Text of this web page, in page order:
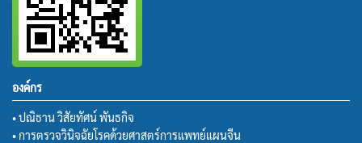
องค์กร
• ปณิธาน วิสัยทัศน์ พันธกิจ
• การตรวจวินิจฉัยโรคด้วยศาสตร์การแพทย์แผนจีน